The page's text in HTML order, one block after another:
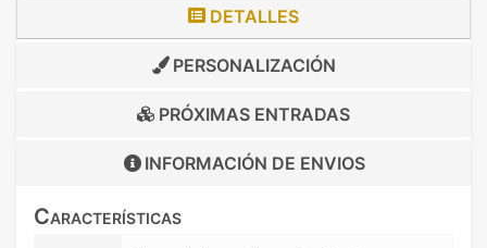
DETALLES
PERSONALIZACIÓN
PRÓXIMAS ENTRADAS
INFORMACIÓN DE ENVIOS
Características